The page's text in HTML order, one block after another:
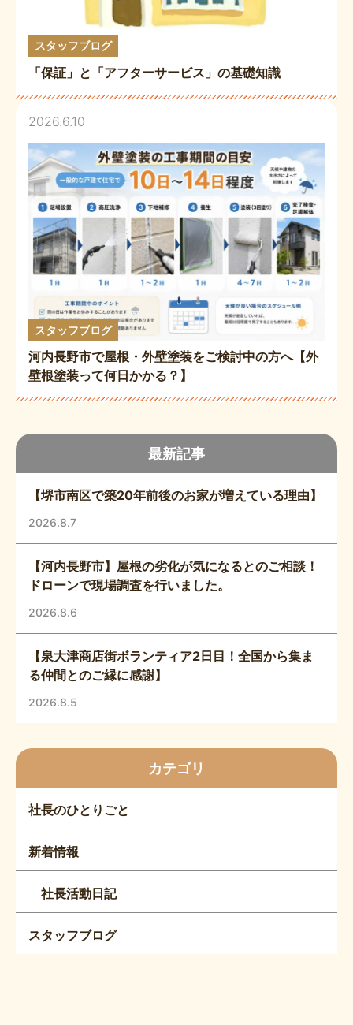
最新記事
【堺市南区で築20年前後のお家が増えている理由】
2026.8.7
【河内長野市】屋根の劣化が気になるとのご相談！
ドローンで現場調査を行いました。
2026.8.6
【泉大津商店街ボランティア2日目！全国から集ま
る仲間とのご縁に感謝】
2026.8.5
カテゴリ
社長のひとりごと
新着情報
社長活動日記
スタッフブログ
スタッフブログ
「保証」と「アフターサービス」の基礎知識
2026.6.10
スタッフブログ
河内長野市で屋根・外壁塗装をご検討中の方へ【外
壁根塗装って何日かかる？】